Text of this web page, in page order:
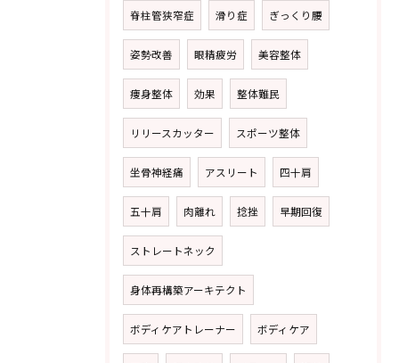
脊柱管狭窄症 滑り症 ぎっくり腰
姿勢改善 眼精疲労 美容整体
痩身整体 効果 整体難民
リリースカッター スポーツ整体
坐骨神経痛 アスリート 四十肩
五十肩 肉離れ 捻挫 早期回復
ストレートネック
身体再構築アーキテクト
ボディケアトレーナー ボディケア